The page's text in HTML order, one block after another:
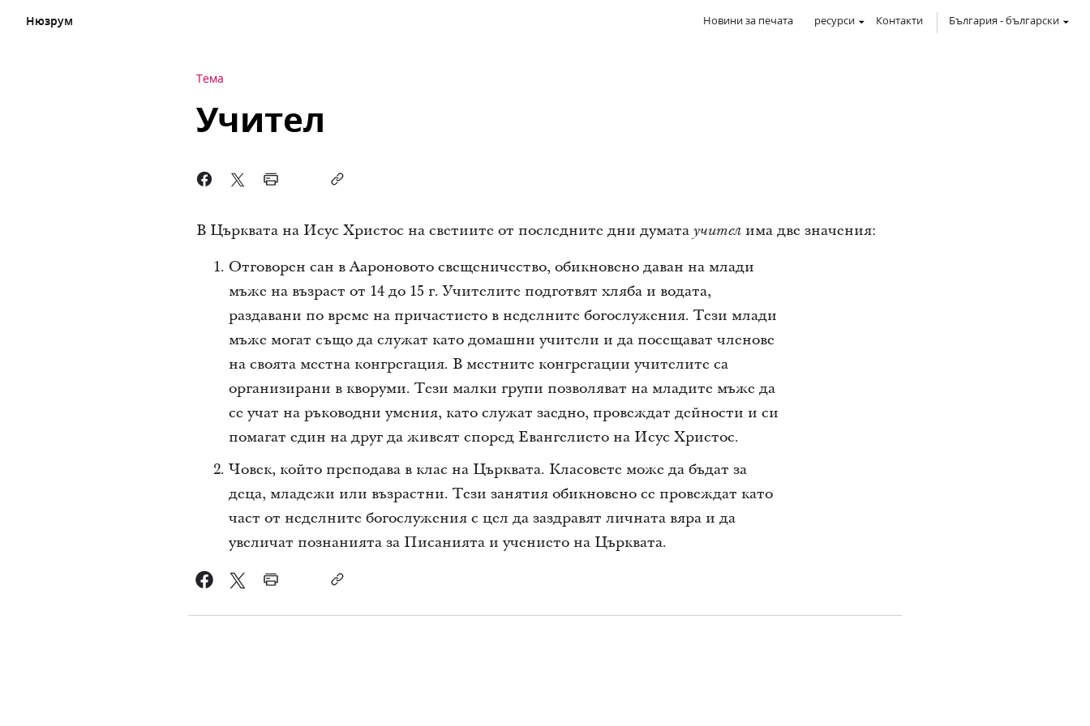
Нюзрум Новини за печата ресурси Контакти България -български
Тема
Учител
В Църквата на Исус Христос на светиите от последните дни думата учителима две значения:
Отговорен сан в Аароновото свещеничество, обикновено даван на млади
мъже на възраст от 14 до 15 г. Учителите подготвят хляба и водата,
раздавани по време на причастието в неделните богослужения. Тези млади
мъже могат също да служат като домашни учители и да посещават членове
на своята местна конгрегация. В местните конгрегации учителите са
организирани в кворуми. Тези малки групи позволяват на младите мъже да
се учат на ръководни умения, като служат заедно, провеждат дейности и си
помагат един на друг да живеят според Евангелието на Исус Христос.
Човек, който преподава в клас на Църквата. Класовете може да бъдат за
деца, младежи или възрастни. Тези занятия обикновено се провеждат като
част от неделните богослужения с цел да заздравят личната вяра и да
увеличат познанията за Писанията и учението на Църквата.